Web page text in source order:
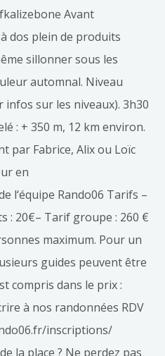
Avant
dos plein de produits
sillonner sous les
automnal. Niveau
infos sur les niveaux). 3h30
: + 350 m, 12 km environ.
par Fabrice, Alix ou Loïc
en
l‘équipe Rando06 Tarifs –
: 20€– Tarif groupe : 260 €
maximum. Pour un
guides peuvent être
compris dans le prix :
à nos randonnées RDV
inscriptions/
la place ? Ne perdez pas